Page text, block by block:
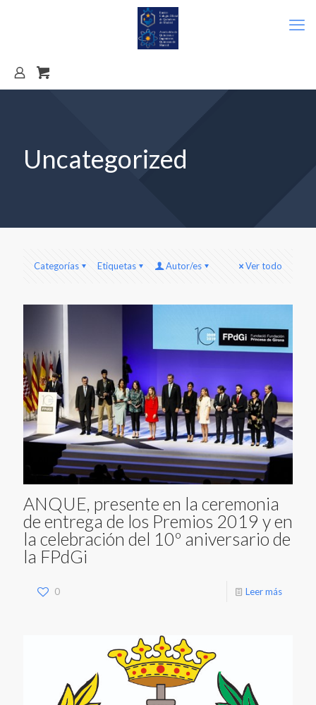
Uncategorized
Categorías Etiquetas Autor/es Ver todo
ANQUE, presente en la ceremonia
de entrega de los Premios 2019 y en
la celebración del 10º aniversario de
la FPdGi
0 Leer más